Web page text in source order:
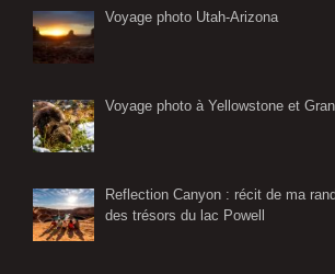
Voyage photo Utah-Arizona
Voyage photo à Yellowstone et
Reflection Canyon : récit de ma
des trésors du lac Powell